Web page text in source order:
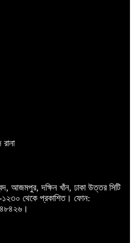
আজমপুর, দক্ষিন খাঁন, ঢাকা উত্তর সিটি
১২৩০ থেকে প্রকাশিত। ফোন: